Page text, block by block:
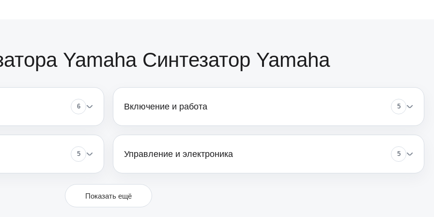
от 50
от 60
от 70
Yamaha Синтезатор Yamaha
6 Включение и работа 5
5 Управление и электроника 5
Показать ещё